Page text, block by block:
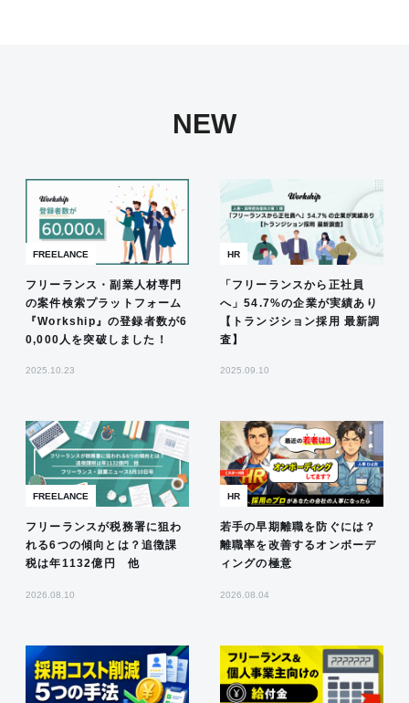
NEW
FREELANCE
フリーランス・副業人材専門
の案件検索プラットフォーム
『Workship』の登録者数が6
0,000人を突破しました！
2025.10.23
HR
「フリーランスから正社員
へ」54.7%の企業が実績あり
【トランジション採用 最新調
査】
2025.09.10
FREELANCE
フリーランスが税務署に狙わ
れる6つの傾向とは？追徴課
税は年1132億円 他
2026.08.10
HR
若手の早期離職を防ぐには？
離職率を改善するオンボーデ
ィングの極意
2026.08.04